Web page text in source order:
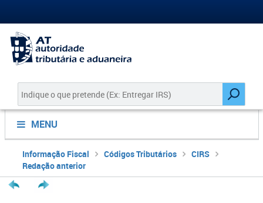
MENU
Informação Fiscal Códigos Tributários
CIRS
Redação anterior